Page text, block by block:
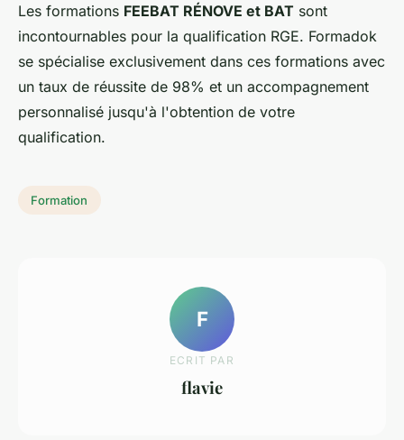
Les formations FEEBAT RÉNOVE et BAT sont
incontournables pour la qualification RGE. Formadok
se spécialise exclusivement dans ces formations avec
un taux de réussite de 98% et un accompagnement
personnalisé jusqu'à l'obtention de votre
qualification.
Formation
F
ECRIT PAR
flavie